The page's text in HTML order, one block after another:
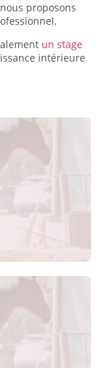
proposons
un stage
intérieure